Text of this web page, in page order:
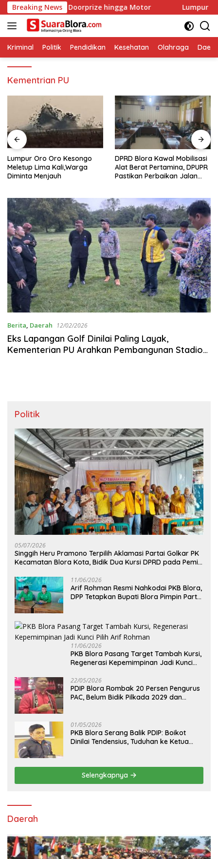
Langsung
ke
konten
Breaking News
Doorprize hingga Motor Lumpur Oro Oro
Kriminal Politik Pendidikan Kesehatan Olahraga
Kementrian PU
Lumpur Oro Oro Kesongo
Meletup Lima Kali,Warga
Diminta Menjauh
DPRD Blora Kawal Mobilisasi
Alat Berat Pertamina, DPUPR
Pastikan Perbaikan Jalan
Perusahaan
Berita, Daerah 12/02/2026
‎Eks Lapangan Golf Dinilai Paling Layak,
Kementerian PU Arahkan Pembangunan Stadion
Politik
05/07/2026
Singgih Heru Pramono Terpilih Aklamasi Partai Golkar PK
Kecamatan Blora Kota, Bidik Dua Kursi DPRD pada Pemilu
11/06/2026
Arif Rohman Resmi Nahkodai PKB Blora,
DPP Tetapkan Bupati Blora Pimpin Partai
11/06/2026
PKB Blora Pasang Target Tambah Kursi,
Regenerasi Kepemimpinan Jadi Kunci
22/05/2026
PDIP Blora Rombak 20 Persen Pengurus
PAC, Belum Bidik Pilkada 2029 dan
01/05/2026
PKB Blora Serang Balik PDIP: Boikot
Dinilai Tendensius, Tuduhan ke Ketua
Selengkapnya
Daerah